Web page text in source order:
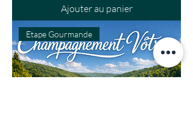
Ajouter au panier
Etape Gourmande